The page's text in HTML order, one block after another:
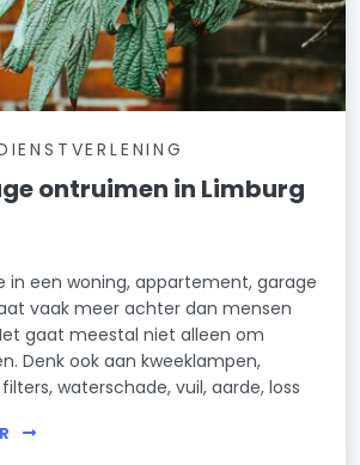
ontruimen in Limburg
in een woning, appartement, garage
vaak meer achter dan mensen
gaat meestal niet alleen om
Denk ook aan kweeklampen,
waterschade, vuil, aarde, loss